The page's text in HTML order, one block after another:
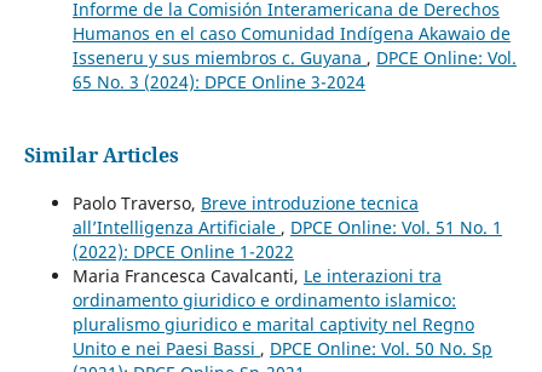
Informe de la Comisión Interamericana de Derechos
Humanos en el caso Comunidad Indígena Akawaio de
Isseneru y sus miembros c. Guyana , DPCE Online: Vol.
65 No. 3 (2024): DPCE Online 3-2024
Similar Articles
Paolo Traverso, Breve introduzione tecnica
all’Intelligenza Artificiale , DPCE Online: Vol. 51 No. 1
(2022): DPCE Online 1-2022
Maria Francesca Cavalcanti, Le interazioni tra
ordinamento giuridico e ordinamento islamico:
pluralismo giuridico e marital captivity nel Regno
Unito e nei Paesi Bassi , DPCE Online: Vol. 50 No. Sp